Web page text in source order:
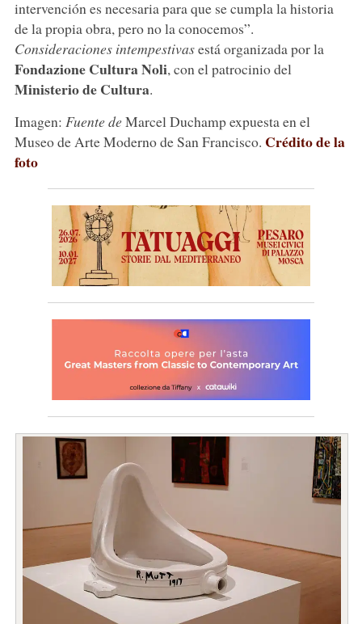
intervención es necesaria para que se cumpla la historia
de la propia obra, pero no la conocemos”.
Consideraciones intempestivasestá organizada por la
Fondazione Cultura Noli, con el patrocinio del
Ministerio de Cultura.
Imagen: Fuente deMarcel Duchamp expuesta en el
Museo de Arte Moderno de San Francisco. Crédito de la
foto